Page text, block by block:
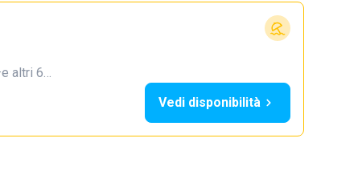
·e altri 6…
Vedi disponibilità